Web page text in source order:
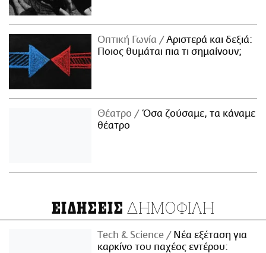
Οπτική Γωνία
Αριστερά και δεξιά:
Ποιος θυμάται πια τι σημαίνουν;
Θέατρο
Όσα ζούσαμε, τα κάναμε
θέατρο
ΕΙΔΗΣΕΙΣ ΔΗΜΟΦΙΛΗ
Τech & Science
Νέα εξέταση για
καρκίνο του παχέος εντέρου: